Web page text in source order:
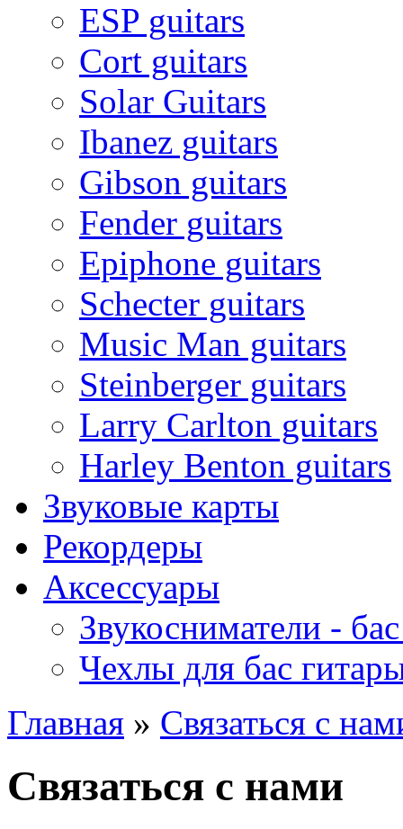
ESP guitars
Cort guitars
Solar Guitars
Ibanez guitars
Gibson guitars
Fender guitars
Epiphone guitars
Schecter guitars
Music Man guitars
Steinberger guitars
Larry Carlton guitars
Harley Benton guitars
Звуковые карты
Рекордеры
Аксессуары
Звукосниматели -
Чехлы для бас
Главная » Связаться с
Связаться с нами